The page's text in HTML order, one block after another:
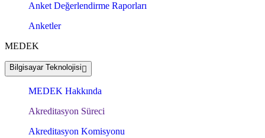
Anket Değerlendirme Raporları
Anketler
MEDEK
Bilgisayar Teknolojisi
MEDEK Hakkında
Akreditasyon Süreci
Akreditasyon Komisyonu